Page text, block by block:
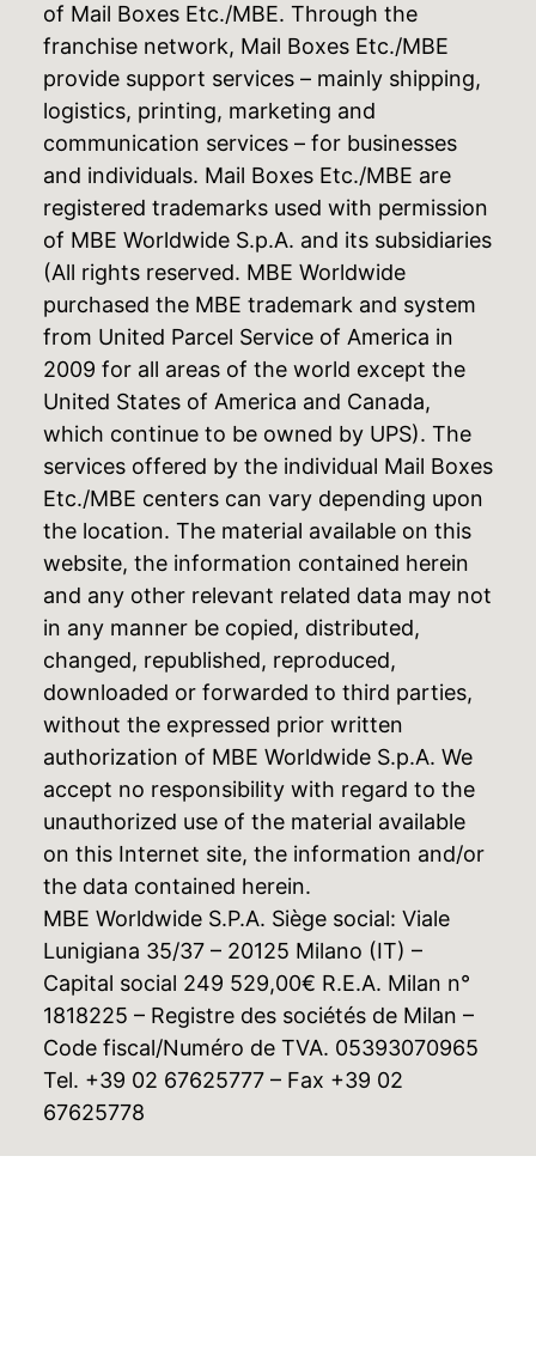
of Mail Boxes Etc./MBE. Through the
franchise network, Mail Boxes Etc./MBE
provide support services – mainly shipping,
logistics, printing, marketing and
communication services – for businesses
and individuals. Mail Boxes Etc./MBE are
registered trademarks used with permission
of MBE Worldwide S.p.A. and its subsidiaries
(All rights reserved. MBE Worldwide
purchased the MBE trademark and system
from United Parcel Service of America in
2009 for all areas of the world except the
United States of America and Canada,
which continue to be owned by UPS). The
services offered by the individual Mail Boxes
Etc./MBE centers can vary depending upon
the location. The material available on this
website, the information contained herein
and any other relevant related data may not
in any manner be copied, distributed,
changed, republished, reproduced,
downloaded or forwarded to third parties,
without the expressed prior written
authorization of MBE Worldwide S.p.A. We
accept no responsibility with regard to the
unauthorized use of the material available
on this Internet site, the information and/or
the data contained herein.
MBE Worldwide S.P.A. Siège social: Viale
Lunigiana 35/37 – 20125 Milano (IT) –
Capital social 249 529,00€ R.E.A. Milan n°
1818225 – Registre des sociétés de Milan –
Code fiscal/Numéro de TVA. 05393070965
Tel. +39 02 67625777 – Fax +39 02
67625778